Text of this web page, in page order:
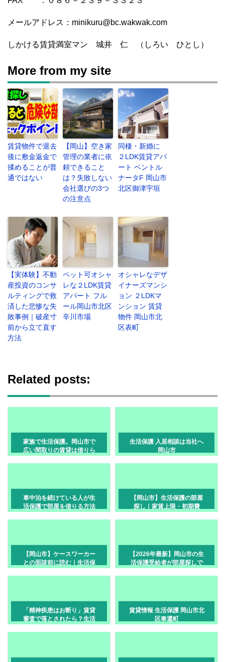
メールアドレス：minikuru@bc.wakwak.com
しかける賃貸満室マン 城井 仁 （しろい ひとし）
More from my site
賃貸物件で退去
後に敷金返金で
揉めることが普
通ではない
【岡山】空き家
管理の業者に依
頼できること
は？失敗しない
会社選びの3つ
の注意点
同棲・新婚に
２LDK賃貸アパ
ート ベントル
ナータF 岡山市
北区御津宇垣
【実体験】不動
産投資のコンサ
ルティングで救
済した悲惨な失
敗事例｜破産寸
前から立て直す
方法
ペット可オシャ
レな２LDK賃貸
アパート フル
ール岡山市北区
辛川市場
オシャレなデザ
イナーズマンシ
ョン ２LDKマ
ンション 賃貸
物件 岡山市北
区表町
Related posts:
家族で生活保護。岡山市で
広い間取りの賃貸は借りら
生活保護 入居相談は当社へ
岡山市
車中泊を続けている人が生
活保護で部屋を借りる方法
【岡山市】生活保護の部屋
探し｜家賃上限・初期費
【岡山市】ケースワーカー
との面談前に読む｜生活保
【2026年最新】岡山市の生
活保護受給者が部屋探しで
「精神疾患はお断り」賃貸
審査で落とされたら？生活
賃貸情報 生活保護 岡山市北
区奉還町